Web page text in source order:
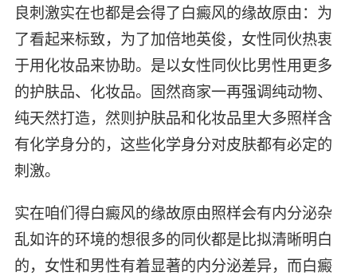
良刺激实在也都是会得了白癜风的缘故原由：为
了看起来标致，为了加倍地英俊，女性同伙热衷
于用化妆品来协助。是以女性同伙比男性用更多
的护肤品、化妆品。固然商家一再强调纯动物、
纯天然打造，然则护肤品和化妆品里大多照样含
有化学身分的，这些化学身分对皮肤都有必定的
刺激。
实在咱们得白癜风的缘故原由照样会有内分泌杂
乱如许的环境的想很多的同伙都是比拟清晰明白
的，女性和男性有着显著的内分泌差异，而白癜